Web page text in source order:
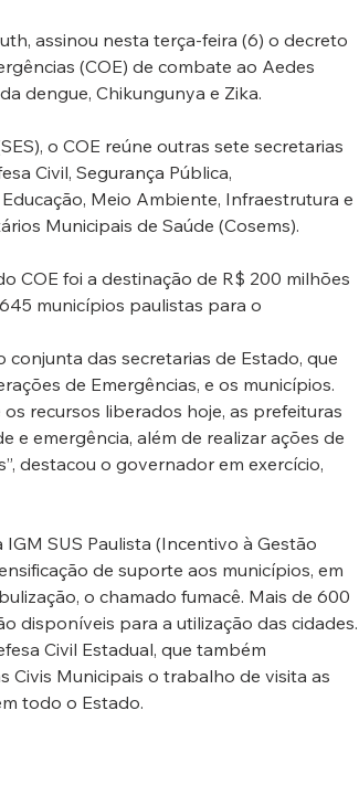
assinou nesta terça-feira (6) o decreto
(COE) de combate ao Aedes
dengue, Chikungunya e Zika.
o COE reúne outras sete secretarias
Civil, Segurança Pública,
Meio Ambiente, Infraestrutura e
Municipais de Saúde (Cosems).
COE foi a destinação de R$ 200 milhões
municípios paulistas para o
das secretarias de Estado, que
de Emergências, e os municípios.
recursos liberados hoje, as prefeituras
e emergência, além de realizar ações de
destacou o governador em exercício,
SUS Paulista (Incentivo à Gestão
de suporte aos municípios, em
o chamado fumacê. Mais de 600
disponíveis para a utilização das cidades.
Civil Estadual, que também
Civis Municipais o trabalho de visita as
todo o Estado.